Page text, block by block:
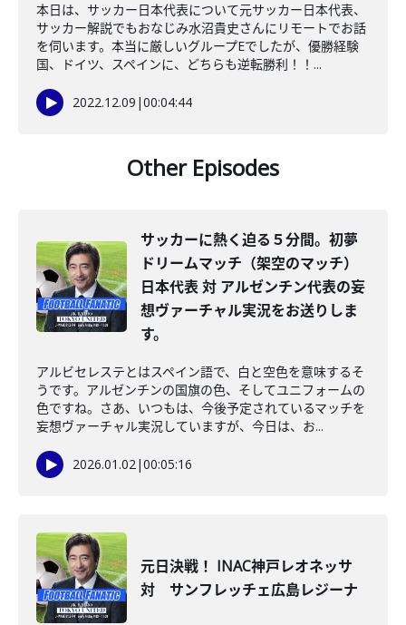
本日は、サッカー日本代表について元サッカー日本代表、
サッカー解説でもおなじみ水沼貴史さんにリモートでお話
を伺います。本当に厳しいグループEでしたが、優勝経験
国、ドイツ、スペインに、どちらも逆転勝利！！...
2022.12.09 |00:04:44
Other Episodes
サッカーに熱く迫る５分間。初夢
ドリームマッチ（架空のマッチ）
日本代表 対 アルゼンチン代表の妄
想ヴァーチャル実況をお送りしま
す。
アルビセレステとはスペイン語で、白と空色を意味するそ
うです。アルゼンチンの国旗の色、そしてユニフォームの
色ですね。さあ、いつもは、今後予定されているマッチを
妄想ヴァーチャル実況していますが、今日は、お...
2026.01.02|00:05:16
元日決戦！ INAC神戸レオネッサ
対 サンフレッチェ広島レジーナ